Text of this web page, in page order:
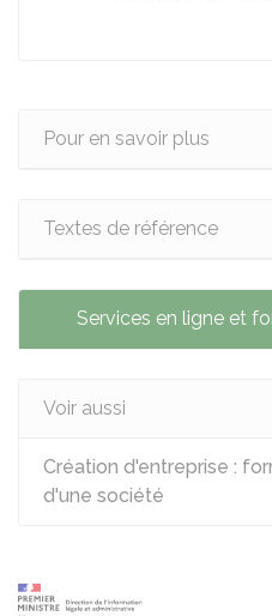
Pour en savoir plus
Textes de référence
Services en ligne et
Voir aussi
Création d'entreprise :
d'une société